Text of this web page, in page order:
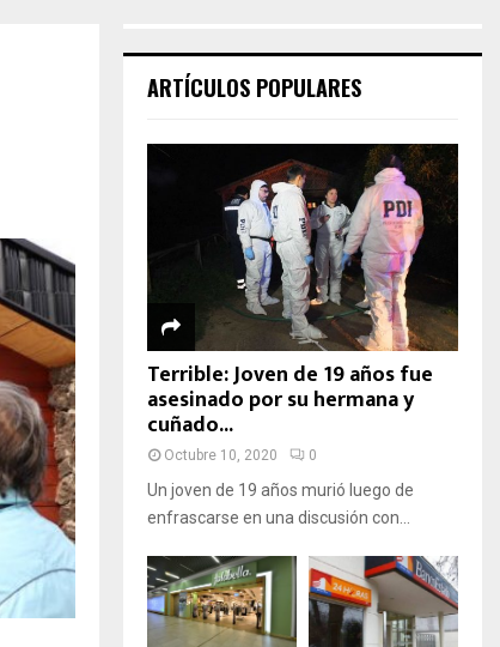
ARTÍCULOS POPULARES
Terrible: Joven de 19 años fue
asesinado por su hermana y
cuñado...
Octubre 10, 2020 0
Un joven de 19 años murió luego de
enfrascarse en una discusión con...